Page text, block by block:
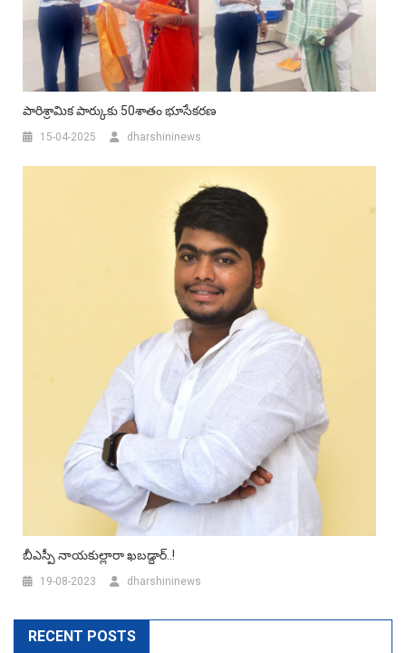
పారిశ్రామిక పార్కుకు 50శాతం భూసేకరణ
15-04-2025 dharshininews
బీఎస్పీ నాయకుల్లారా ఖబడ్దార్..!
19-08-2023 dharshininews
RECENT POSTS